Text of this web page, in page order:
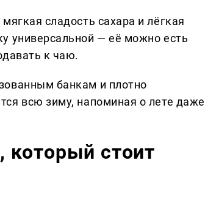
сладость сахара и лёгкая
универсальной — её можно есть
к чаю.
банкам и плотно
всю зиму, напоминая о лете даже
стоит